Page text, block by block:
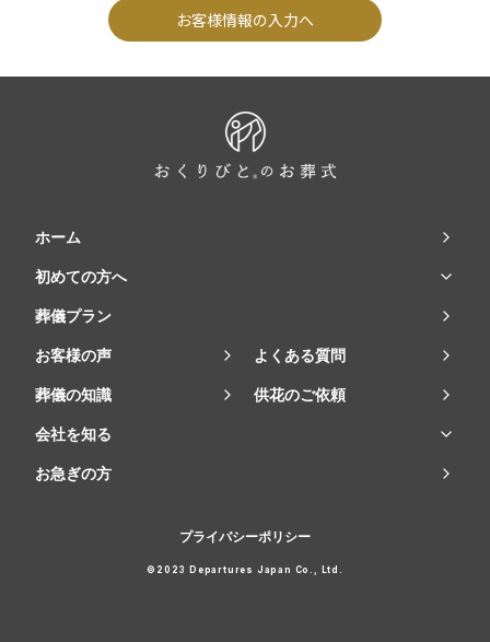
お客様情報の入力へ
ホーム
初めての方へ
葬儀プラン
お客様の声 よくある質問
葬儀の知識 供花のご依頼
会社を知る
お急ぎの方
プライバシーポリシー
©2023 Departures Japan Co., Ltd.